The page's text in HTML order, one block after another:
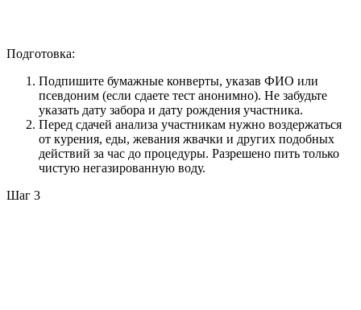
Подготовка:
Подпишите бумажные конверты, указав ФИО или
псевдоним (если сдаете тест анонимно). Не забудьте
указать дату забора и дату рождения участника.
Перед сдачей анализа участникам нужно воздержаться
от курения, еды, жевания жвачки и других подобных
действий за час до процедуры. Разрешено пить только
чистую негазированную воду.
Шаг 3